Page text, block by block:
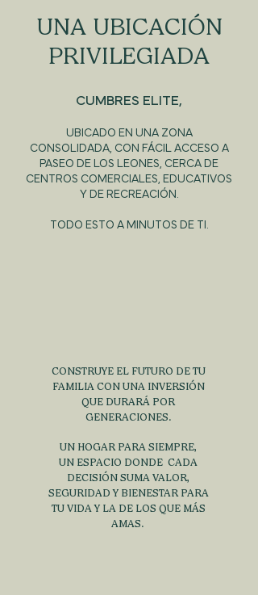
UNA UBICACIÓN
PRIVILEGIADA
CUMBRES ELITE,
UBICADO EN UNA ZONA
CONSOLIDADA, CON FÁCIL ACCESO A
PASEO DE LOS LEONES, CERCA DE
CENTROS COMERCIALES, EDUCATIVOS
Y DE RECREACIÓN.
TODO ESTO A MINUTOS DE TI.
CONSTRUYE EL FUTURO DE TU
FAMILIA CON UNA INVERSIÓN
QUE DURARÁ POR
GENERACIONES.
UN HOGAR PARA SIEMPRE,
UN ESPACIO DONDE CADA
DECISIÓN SUMA VALOR,
SEGURIDAD Y BIENESTAR PARA
TU VIDA Y LA DE LOS QUE MÁS
AMAS.